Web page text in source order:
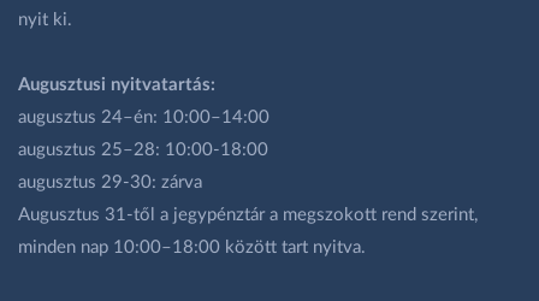
nyit ki.
Augusztusi nyitvatartás:
augusztus 24–én: 10:00–14:00
augusztus 25–28: 10:00-18:00
augusztus 29-30: zárva
Augusztus 31-től a jegypénztár a megszokott rend szerint,
minden nap 10:00–18:00 között tart nyitva.